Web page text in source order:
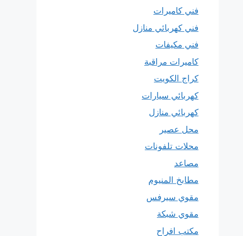
فني كاميرات
فني كهربائي منازل
فني مكيفات
كاميرات مراقبة
كراج الكويت
كهربائي سيارات
كهربائي منازل
محل عصير
محلات تلفونات
مصاعد
مطابخ المنيوم
مقوي سيرفس
مقوي شبكة
مكتب افراح